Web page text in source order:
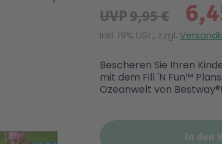
UVP9,95 €
Inkl. 19% USt., zzgl.
Bescheren Sie Ihren
mit dem Fill 'N Fun™
Ozeanwelt von Bestway®!
In den